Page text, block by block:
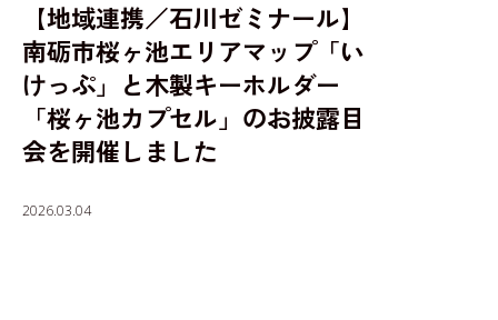
入学者選抜情報
【地域連携／石川ゼミナール】
南砺市桜ヶ池エリアマップ「い
けっぷ」と木製キーホルダー
「桜ヶ池カプセル」のお披露目
会を開催しました
2026.03.04